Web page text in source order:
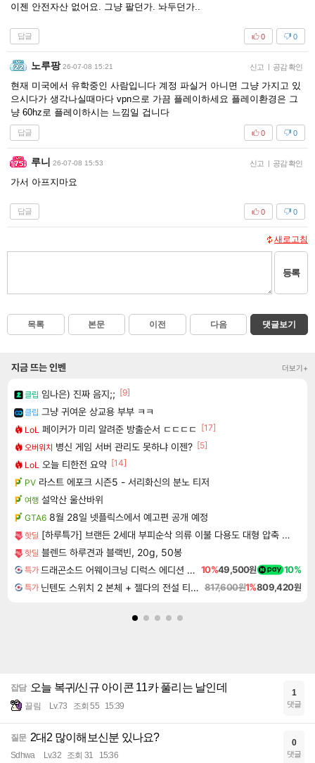
이젠 안전자산 없어요. 그냥 팔던가. 놔두던가..
답글 0
0
노루팡 26-07-08 15:21 신고 | 공감 확인
현재 미국에서 유학중인 사람입니다 계정 파실거 아니면 그냥 가지고 있
으시다가 생각나실때마다 vpn으로 가끔 플레이하세요 플레이환경은 그
냥 60hz로 플레이하시는 느낌일 겁니다
답글 0
0
루니 26-07-08 15:53 신고 | 공감 확인
가서 아프지마요
답글 0
0
새로고침
등록
목록 본문 이전 다음 댓글보기
지금 뜨는 인벤 더보기+
클립 임나은) 진짜 음지;; [9]
클립 그냥 귀여운 상교용 부부 ㅋㅋ
LoL 페이커가 미리 알려준 방출순서 ㄷㄷㄷㄷ
[17]
오버워치 병신 게임 서버 관리도 못하냐 이젠? [5]
LoL 오늘 티한전 요약 [14]
PV 라스트 에포크 시즌5 - 서리화신의 분노 티저
여행 설악산 울산바위
GTA6 8월 28일 넷플릭스에서 예고편 공개 예정
핫딜 [하루특가] 브랜든 2세대 부피순삭 의류 이불 다용도 대형 압축 파우치 2매세트
핫딜 블렌드 하루견과 블랙빈, 20g, 50봉
특가 드래곤소드 어웨이크닝 디럭스 에디션 DragonSword Awakening Deluxe Edition 10%49,500원 10%
특가 닌텐도 스위치 2 본체 + 젤다의 전설 티어스 오브 더 킹덤 닌텐도 스위치 2 에디션 + 젤다의 전설 브레스 오브 더 와일드 닌텐도 스위치 2 에디션 번들 817,600원1%809,420원
잡담 오늘 복귀/신규 아이콘 11카 풀리는 날인데
끌림 Lv.73 조회 55 15:39
1
댓글
질문 2대2 많이해보신분 있나요?
Sdhwa Lv.32 조회 31 15:36
0
댓글